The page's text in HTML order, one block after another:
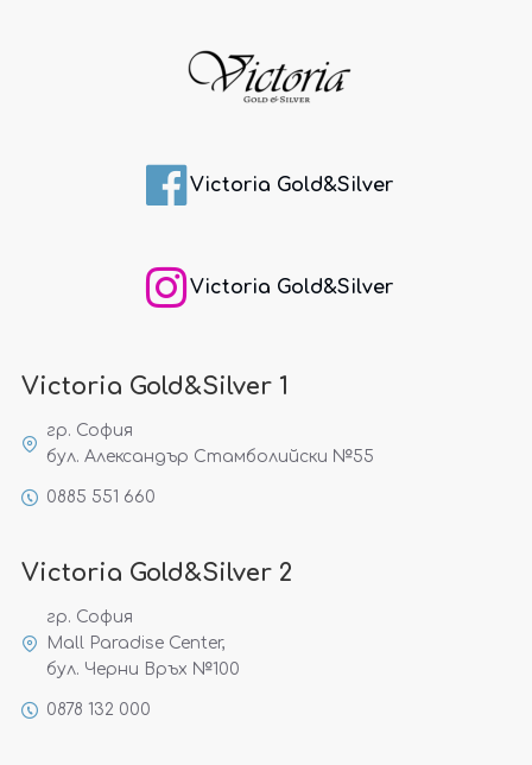
Victoria Gold&Silver
Victoria Gold&Silver
Victoria Gold&Silver 1
гр. София
бул. Александър Стамболийски №55
0885 551 660
Victoria Gold&Silver 2
гр. София
Mall Paradise Center,
бул. Черни Връх №100
0878 132 000